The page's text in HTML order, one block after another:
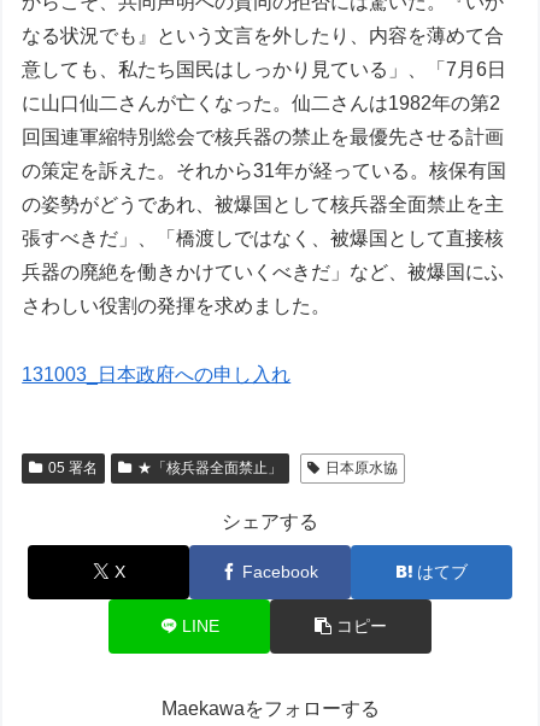
なる状況でも』という文言を外したり、内容を薄めて合
意しても、私たち国民はしっかり見ている」、「7月6日
に山口仙二さんが亡くなった。仙二さんは1982年の第2
回国連軍縮特別総会で核兵器の禁止を最優先させる計画
の策定を訴えた。それから31年が経っている。核保有国
の姿勢がどうであれ、被爆国として核兵器全面禁止を主
張すべきだ」、「橋渡しではなく、被爆国として直接核
兵器の廃絶を働きかけていくべきだ」など、被爆国にふ
さわしい役割の発揮を求めました。
131003_日本政府への申し入れ
05 署名 ★「核兵器全面禁止」 日本原水協
シェアする
X Facebook はてブ
LINE コピー
Maekawaをフォローする